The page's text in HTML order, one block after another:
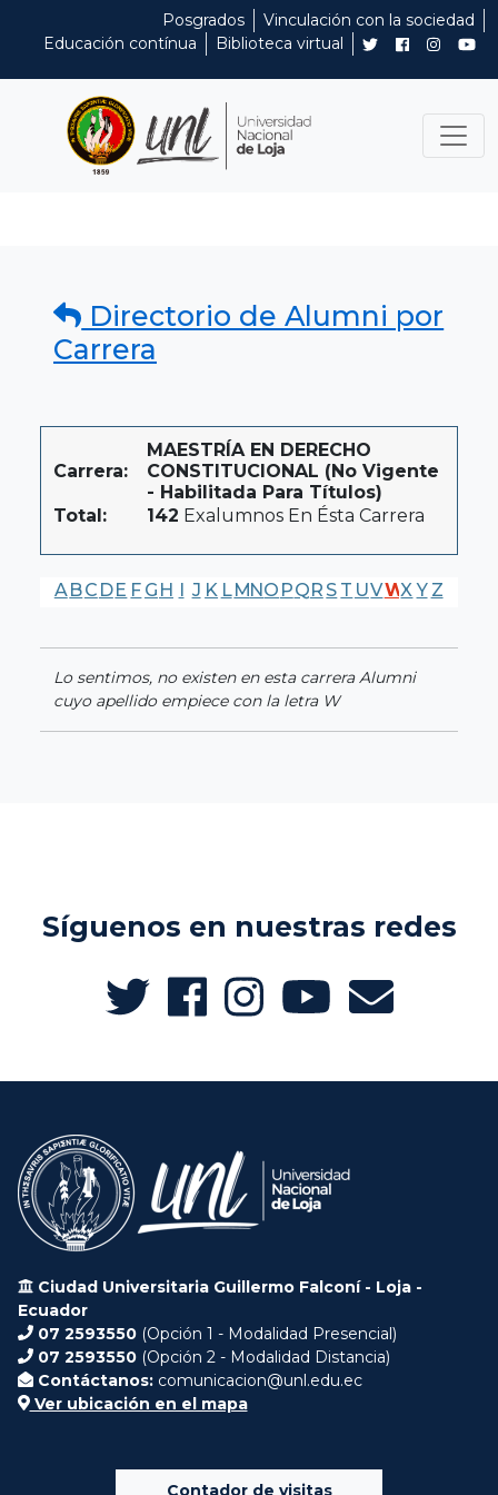
Posgrados
Vinculación con la sociedad
Educación contínua
Biblioteca virtual
Directorio de Alumni por
Carrera
Carrera:
MAESTRÍA EN DERECHO
CONSTITUCIONAL (No Vigente
- Habilitada Para Títulos)
Total:
142 Exalumnos En Ésta Carrera
A BC DE F G H I J K LMNO PQR S T UVWX Y Z
Lo sentimos, no existen en esta carrera Alumni
cuyo apellido empiece con la letra W
Síguenos en nuestras redes
Ciudad Universitaria Guillermo Falconí - Loja -
Ecuador
07 2593550 (Opción 1 - Modalidad Presencial)
07 2593550 (Opción 2 - Modalidad Distancia)
Contáctanos: comunicacion@unl.edu.ec
Ver ubicación en el mapa
Contador de visitas